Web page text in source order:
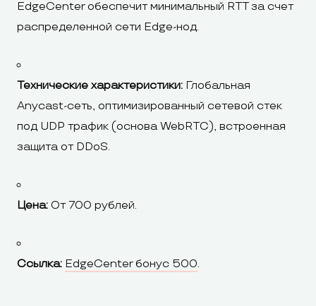
EdgeCenter обеспечит минимальный RTT за счет
распределенной сети Edge-нод.
Технические характеристики: Глобальная
Anycast-сеть, оптимизированный сетевой стек
под UDP трафик (основа WebRTC), встроенная
защита от DDoS.
Цена: От 700 рублей.
Ссылка: EdgeCenter бонус 500.